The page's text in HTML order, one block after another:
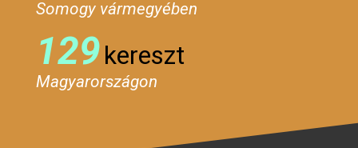
Somogy vármegyében
129kereszt
Magyarországon